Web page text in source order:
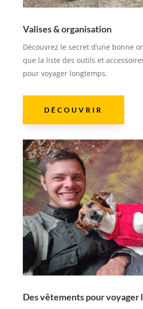
Valises & organisation
Découvrez le secret d’une bonne
que la liste des outils et
pour voyager longtemps.
DÉCOUVRIR
Des vêtements pour voyager